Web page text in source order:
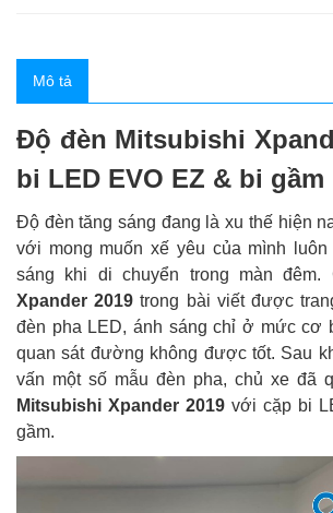
Mô tả
Độ đèn Mitsubishi
bi LED EVO EZ & bi gầm
Độ đèn tăng sáng đang là xu thế hiện
với mong muốn xế yêu của mình
sáng khi di chuyển trong màn đêm.
Xpander 2019 trong bài viết được
đèn pha LED, ánh sáng chỉ ở mức cơ
quan sát đường không được tốt. Sau
vấn một số mẫu đèn pha, chủ xe đã
Mitsubishi Xpander 2019 với cặp bi
gầm.